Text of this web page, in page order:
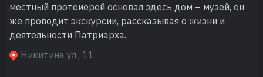
местный протоиерей основал здесь дом – музей, он
же проводит экскурсии, рассказывая о жизни и
деятельности Патриарха.
Никитина ул., 11.